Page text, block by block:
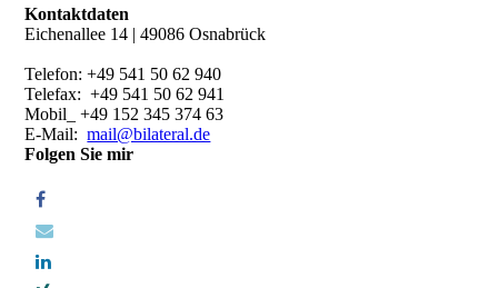
Kontaktdaten
Eichenallee 14 | 49086 Osnabrück
Telefon: +49 541 50 62 940
Telefax: +49 541 50 62 941
Mobil_ +49 152 345 374 63
E-Mail:mail@bilateral.de
Folgen Sie mir